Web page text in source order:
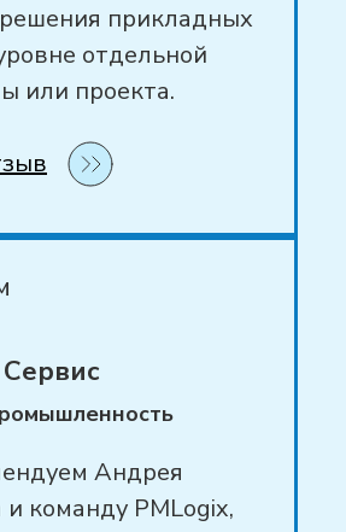
прикладных
отдельной
или проекта.
Андрея
команду PMLogix,